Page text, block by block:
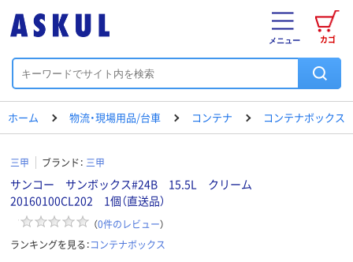
カゴ
メニュー
ホーム 物流・現場用品/台車 コンテナ コンテナボックス
三甲 ブランド： 三甲
サンコー サンボックス#24B 15.5L クリーム
20160100CL202 1個（直送品）
（0件のレビュー）
ランキングを見る：コンテナボックス